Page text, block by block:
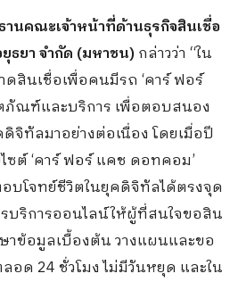
นคณะเจ้าหน้าที่ด้านธุรกิจสินเชื่อ
ธยา จำกัด (มหาชน)กล่าวว่า “ใน
สินเชื่อเพื่อคนมีรถ ‘คาร์ ฟอร์
ณฑ์และบริการ เพื่อตอบสนอง
จิทัลมาอย่างต่อเนื่อง โดยเมื่อปี
ซต์ ‘คาร์ ฟอร์ แคช ดอทคอม’
บโจทย์ชีวิตในยุคดิจิทัลได้ตรงจุด
บริการออนไลน์ให้ผู้ที่สนใจขอสิน
าข้อมูลเบื้องต้น วางแผนและขอ
ด 24 ชั่วโมง ไม่มีวันหยุด และใน